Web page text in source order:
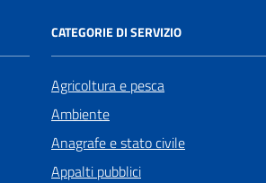
CATEGORIE DI SERVIZIO
Agricoltura e pesca
Ambiente
Anagrafe e stato civile
Appalti pubblici